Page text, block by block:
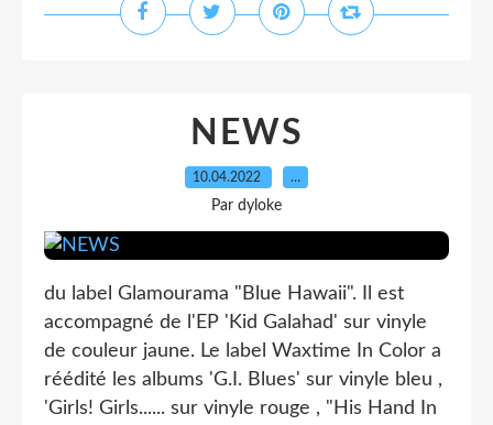
NEWS
10.04.2022 …
Par dyloke
du label Glamourama "Blue Hawaii". Il est
accompagné de l'EP 'Kid Galahad' sur vinyle
de couleur jaune. Le label Waxtime In Color a
réédité les albums 'G.I. Blues' sur vinyle bleu ,
'Girls! Girls...... sur vinyle rouge , "His Hand In